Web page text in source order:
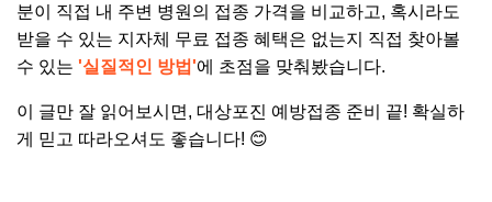
분이 직접 내 주변 병원의 접종 가격을 비교하고, 혹시라도
받을 수 있는 지자체 무료 접종 혜택은 없는지 직접 찾아볼
수 있는 '실질적인 방법'에 초점을 맞춰봤습니다.
이 글만 잘 읽어보시면, 대상포진 예방접종 준비 끝! 확실하
게 믿고 따라오셔도 좋습니다! 😊